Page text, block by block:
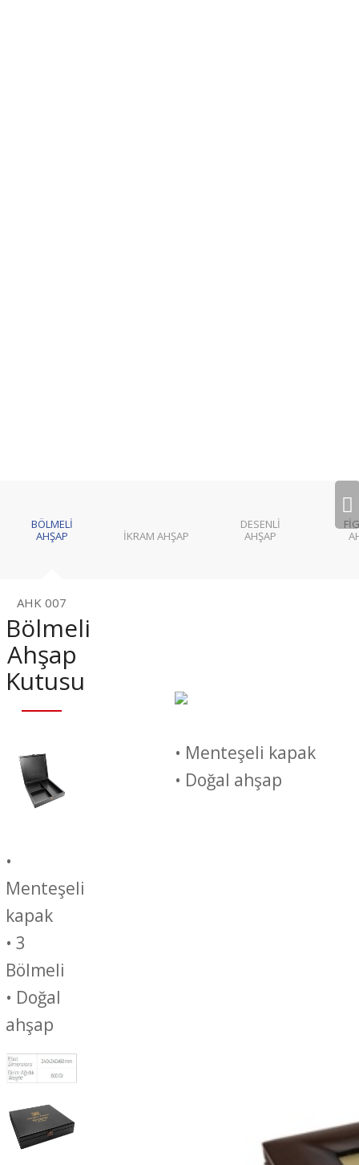
BÖLMELI
AHŞAP
İKRAM AHŞAP
DESENLI
AHŞAP
AHK 007
Bölmeli
Ahşap
Kutusu
•
Menteşeli
kapak
• 3
Bölmeli
• Doğal
ahşap
• Menteşeli kapak
• Doğal ahşap